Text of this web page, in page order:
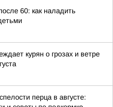
60: как наладить
курян о грозах и ветре
перца в августе: